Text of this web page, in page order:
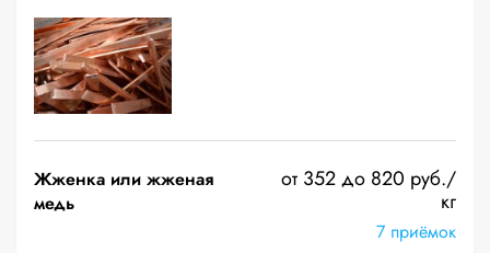
Жженка или жженая
медь
от 352 до 820 руб./
кг
7 приёмок